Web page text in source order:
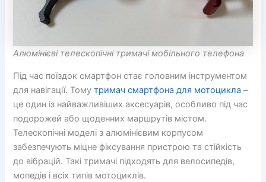
Алюмінієві телескопічні тримачі мобільного телефона
Під час поїздок смартфон стає головним інструментом
для навігації. Томутримач смартфона для мотоцикла –
це один із найважливіших аксесуарів, особливо під час
подорожей або щоденних маршрутів містом.
Телескопічні моделі з алюмінієвим корпусом
забезпечують міцне фіксування пристрою та стійкість
до вібрацій. Такі тримачі підходять для велосипедів,
мопедів і всіх типів мотоциклів.